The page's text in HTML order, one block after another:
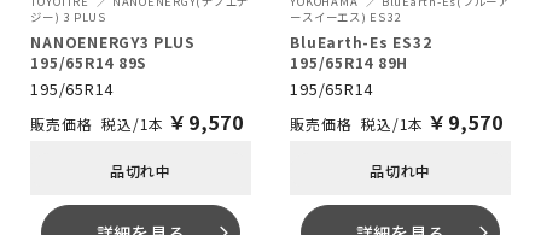
ジー) 3 PLUS
NANOENERGY3 PLUS
195/65R14 89S
195/65R14
税込/1本 ￥ 9,570
品切れ中
ースイーエス) ES32
BluEarth-Es ES32
195/65R14 89H
195/65R14
税込/1本 ￥ 9,570
品切れ中